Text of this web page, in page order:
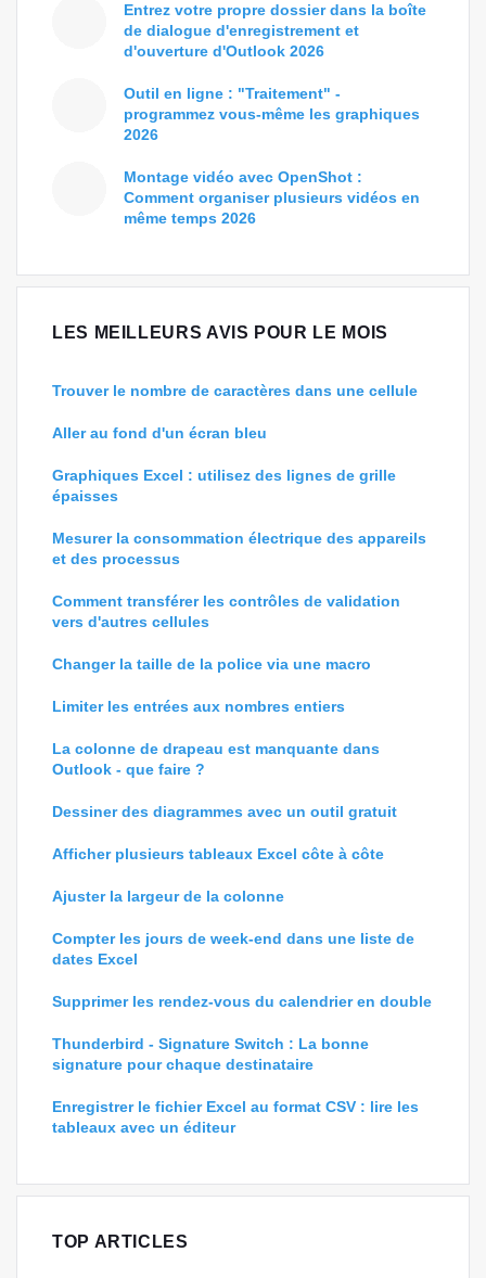
Entrez votre propre dossier dans la boîte
de dialogue d'enregistrement et
d'ouverture d'Outlook 2026
Outil en ligne : "Traitement" -
programmez vous-même les graphiques
2026
Montage vidéo avec OpenShot :
Comment organiser plusieurs vidéos en
même temps 2026
LES MEILLEURS AVIS POUR LE MOIS
Trouver le nombre de caractères dans une cellule
Aller au fond d'un écran bleu
Graphiques Excel : utilisez des lignes de grille
épaisses
Mesurer la consommation électrique des appareils
et des processus
Comment transférer les contrôles de validation
vers d'autres cellules
Changer la taille de la police via une macro
Limiter les entrées aux nombres entiers
La colonne de drapeau est manquante dans
Outlook - que faire ?
Dessiner des diagrammes avec un outil gratuit
Afficher plusieurs tableaux Excel côte à côte
Ajuster la largeur de la colonne
Compter les jours de week-end dans une liste de
dates Excel
Supprimer les rendez-vous du calendrier en double
Thunderbird - Signature Switch : La bonne
signature pour chaque destinataire
Enregistrer le fichier Excel au format CSV : lire les
tableaux avec un éditeur
TOP ARTICLES